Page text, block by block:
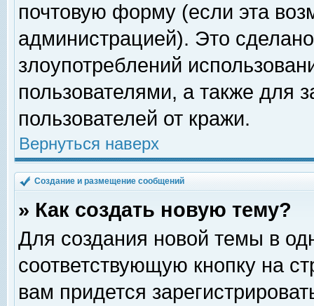
почтовую форму (если эта
администрацией). Это
злоупотреблений
пользователями, а также для
пользователей от кражи.
Вернуться наверх
Создание и размещение сообщений
» Как создать новую тему?
Для создания новой темы в
соответствующую кнопку на
вам придется